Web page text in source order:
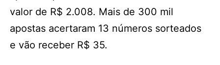
valor de R$ 2.008. Mais de 300 mil
apostas acertaram 13 números sorteados
e vão receber R$ 35.